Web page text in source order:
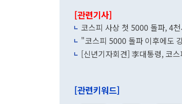
[관련기사]
코스피 사상 첫 5000 돌파, 4
"코스피 5000 돌파 이후에도
[신년기자회견] 李대통령, 코
[관련키워드]